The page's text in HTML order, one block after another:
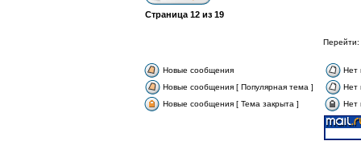
Страница 12 из 19
Перейти:
Новые сообщения
Нет
Новые сообщения [ Популярная тема ]
Нет
Новые сообщения [ Тема закрыта ]
Нет